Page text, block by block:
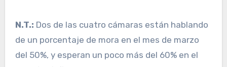
N.T.: Dos de las cuatro cámaras están hablando
de un porcentaje de mora en el mes de marzo
del 50%, y esperan un poco más del 60% en el